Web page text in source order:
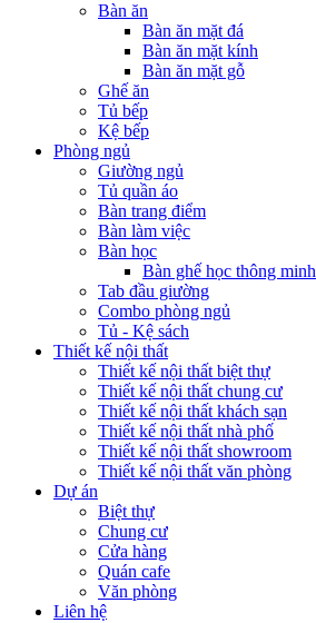
Bàn ăn
Bàn ăn mặt đá
Bàn ăn mặt kính
Bàn ăn mặt gỗ
Ghế ăn
Tủ bếp
Kệ bếp
Phòng ngủ
Giường ngủ
Tủ quần áo
Bàn trang điểm
Bàn làm việc
Bàn học
Bàn ghế học thông minh
Tab đầu giường
Combo phòng ngủ
Tủ - Kệ sách
Thiết kế nội thất
Thiết kế nội thất biệt thự
Thiết kế nội thất chung cư
Thiết kế nội thất khách sạn
Thiết kế nội thất nhà phố
Thiết kế nội thất showroom
Thiết kế nội thất văn phòng
Dự án
Biệt thự
Chung cư
Cửa hàng
Quán cafe
Văn phòng
Liên hệ